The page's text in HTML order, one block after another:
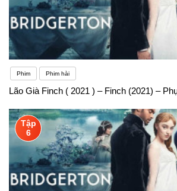
Phim Phim hài
Lão Già Finch ( 2021 ) – Finch (2021) –
Tập
6